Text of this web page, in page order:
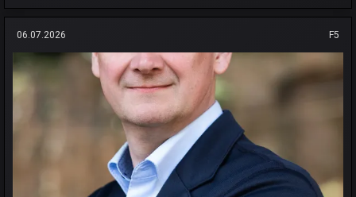
06.07.2026 F5